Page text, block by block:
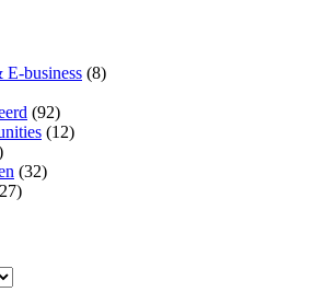
E-business (8)
(92)
(12)
(32)